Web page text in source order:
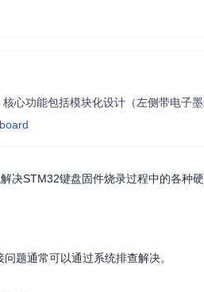
决STM32键盘固件烧录过程中的各种
题通常可以通过系统排查解决。